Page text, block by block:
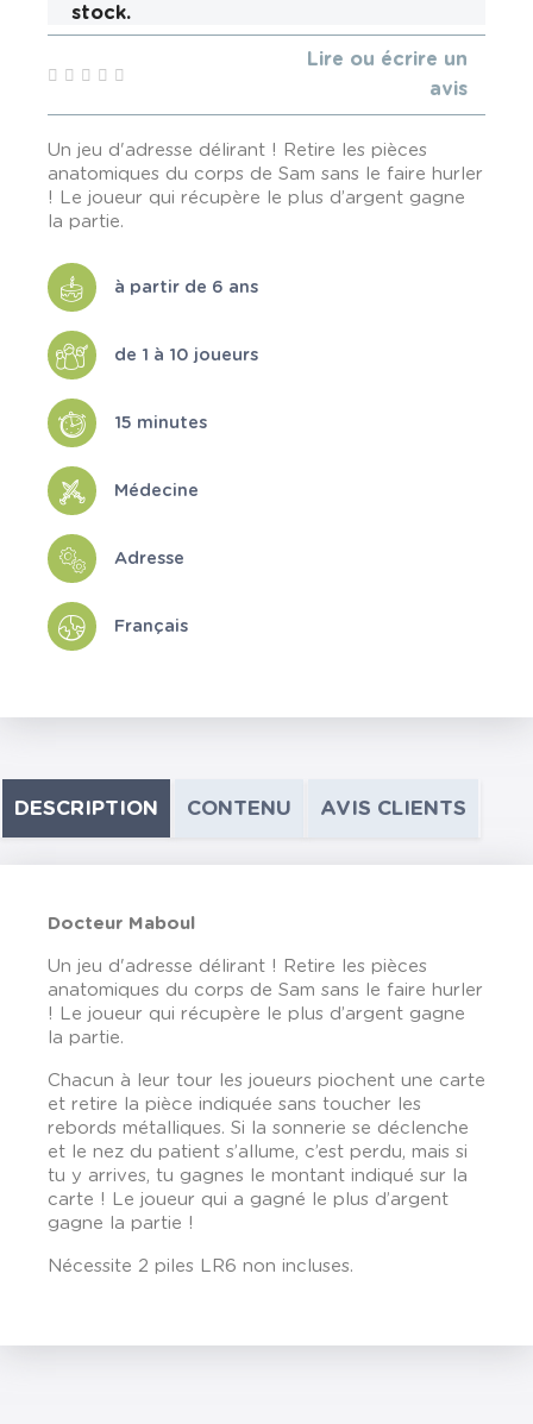
stock.
Lire ou écrire un
avis
Un jeu d'adresse délirant ! Retire les pièces
anatomiques du corps de Sam sans le faire hurler
! Le joueur qui récupère le plus d’argent gagne
la partie.
à partir de 6 ans
de 1 à 10 joueurs
15 minutes
Médecine
Adresse
Français
DESCRIPTION CONTENU AVIS CLIENTS
Docteur Maboul
Un jeu d'adresse délirant ! Retire les pièces
anatomiques du corps de Sam sans le faire hurler
! Le joueur qui récupère le plus d’argent gagne
la partie.
Chacun à leur tour les joueurs piochent une carte
et retire la pièce indiquée sans toucher les
rebords métalliques. Si la sonnerie se déclenche
et le nez du patient s’allume, c’est perdu, mais si
tu y arrives, tu gagnes le montant indiqué sur la
carte ! Le joueur qui a gagné le plus d’argent
gagne la partie !
Nécessite 2 piles LR6 non incluses.